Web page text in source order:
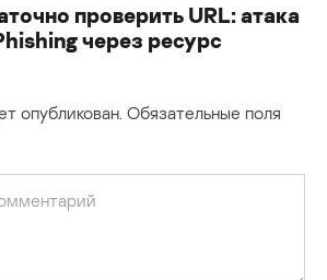
проверить URL: атака
через ресурс
опубликован. Обязательные поля